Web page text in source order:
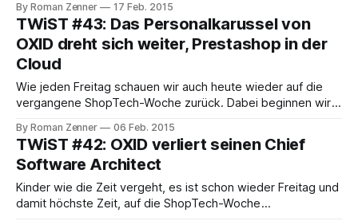
OXID gibt es ab sofort ein neues SDK, mit dem die
Entwicklungsarbeit vereinfacht werden soll. Dabei handelt
es sich genauer gesagt um
By Roman Zenner 17 Feb. 2015
TWiST #43: Das Personalkarussel von
OXID dreht sich weiter, Prestashop in der
Cloud
Wie jeden Freitag schauen wir auch heute wieder auf die
vergangene ShopTech-Woche zurück. Dabei beginnen wir
gestern bekannt wurde, hat Andrea Seeger den OXID-
Vorstand zum 31. Januar verlassen um sich nach eigenem
Bekunden "neuen beruflichen Herausforderungen" zu
By Roman Zenner 06 Feb. 2015
TWiST #42: OXID verliert seinen Chief
Software Architect
Kinder wie die Zeit vergeht, es ist schon wieder Freitag und
damit höchste Zeit, auf die ShopTech-Woche